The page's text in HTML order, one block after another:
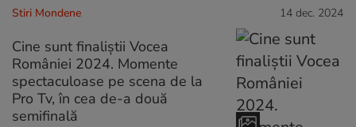
Stiri Mondene 14 dec. 2024
Cine sunt finaliștii Vocea
României 2024. Momente
spectaculoase pe scena de la
Pro Tv, în cea de-a două
semifinală